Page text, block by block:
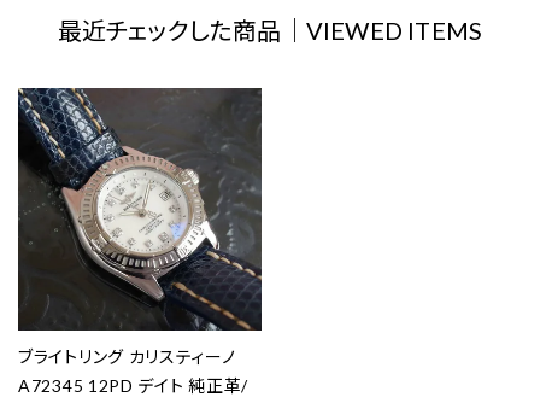
最近チェックした商品｜VIEWED ITEMS
ブライトリング カリスティーノ
A72345 12PD デイト 純正革/